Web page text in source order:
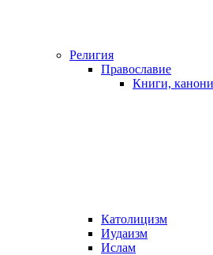
Религия
Православие
Книги,
Католицизм
Иудаизм
Ислам